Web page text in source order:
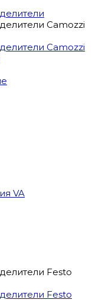
Camozzi
Camozzi
VA
Festo
Festo